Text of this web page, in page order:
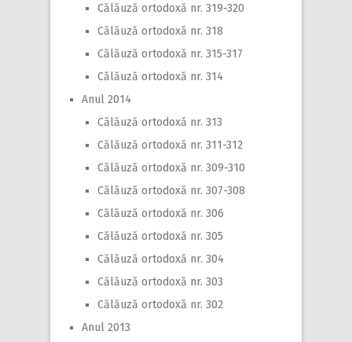
Călăuză ortodoxă nr. 319-320
Călăuză ortodoxă nr. 318
Călăuză ortodoxă nr. 315-317
Călăuză ortodoxă nr. 314
Anul 2014
Călăuză ortodoxă nr. 313
Călăuză ortodoxă nr. 311-312
Călăuză ortodoxă nr. 309-310
Călăuză ortodoxă nr. 307-308
Călăuză ortodoxă nr. 306
Călăuză ortodoxă nr. 305
Călăuză ortodoxă nr. 304
Călăuză ortodoxă nr. 303
Călăuză ortodoxă nr. 302
Anul 2013